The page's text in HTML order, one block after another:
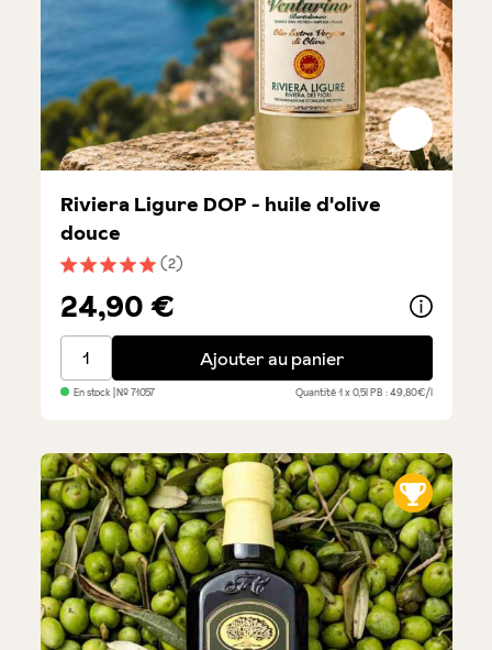
Note moyenne de 5 sur 5 étoiles
(2)
Riviera Ligure DOP - huile d'olive
douce
24,90 €
Riviera Ligure DOP - huile d'olive douce
Ajouter au panier
En stock | №71057 Quantité1 x 0,5lPB : 49,80€/l